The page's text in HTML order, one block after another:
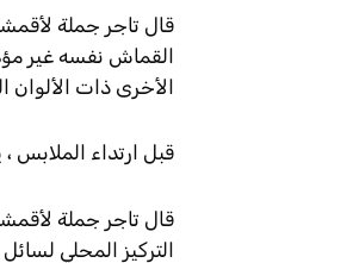
قال تاجر جملة
القماش نفسه غير
الأخرى ذات
قبل ارتداء الملابس
قال تاجر جملة
التركيز المحلي